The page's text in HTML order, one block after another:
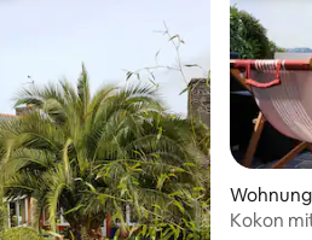
Wohnung
Kokon